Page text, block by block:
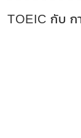
TOEIC กับ ก